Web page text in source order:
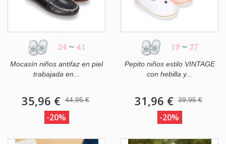
24 ~ 41
Mocasín niños antifaz en piel
trabajada en...
35,96 € 44,95 €
-20%
19 ~ 27
Pepito niños estilo VINTAGE
con hebilla y...
31,96 € 39,95 €
-20%